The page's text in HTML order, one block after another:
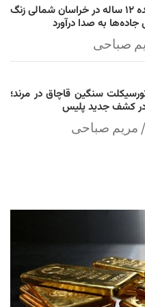
توقیف پژو ۴۰۵ با راننده ۱۲ ساله در خراسان شمالی زنگ
جاده‌ها به صدا درآورد
صباحی
موتورسیکلت سنگین قاچاق در مرند؛
مریم صباحی